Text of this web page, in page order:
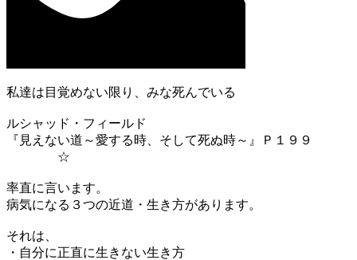
私達は目覚めない限り、みな死んでいる
ルシャッド・フィールド
『見えない道～愛する時、そして死ぬ時～』Ｐ１９９
☆
率直に言います。
病気になる３つの近道・生き方があります。
それは、
・自分に正直に生きない生き方